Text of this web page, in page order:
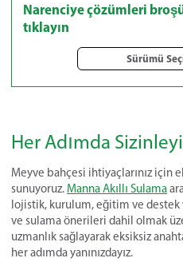
Narenciye çözümleri
tıklayın
Sürümü
Her Adımda
Meyve bahçesi ihtiyaçlarınız için
sunuyoruz.Manna Akıllı Sulama
lojistik, kurulum, eğitim ve destek
ve sulama önerileri dahil olmak
uzmanlık sağlayarak eksiksiz
her adımda yanınızdayız.